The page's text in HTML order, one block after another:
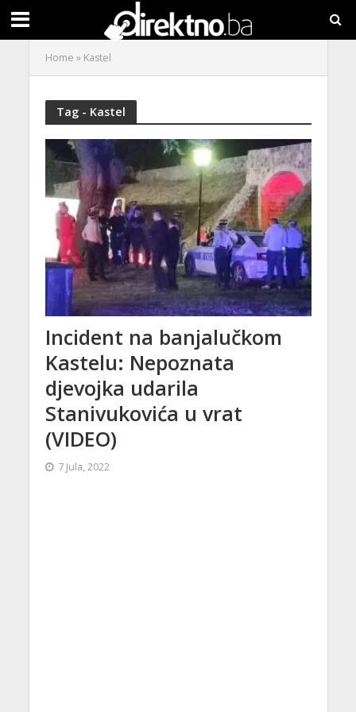
Home » Kastel
Tag - Kastel
Incident na banjalučkom
Kastelu: Nepoznata
djevojka udarila
Stanivukovića u vrat
(VIDEO)
7 Jula, 2022